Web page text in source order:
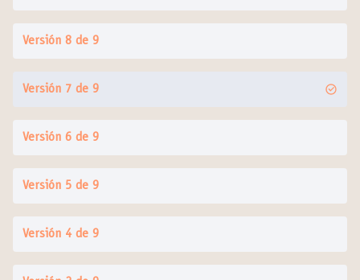
Versión 8 de 9
Versión 7 de 9
Versión 6 de 9
Versión 5 de 9
Versión 4 de 9